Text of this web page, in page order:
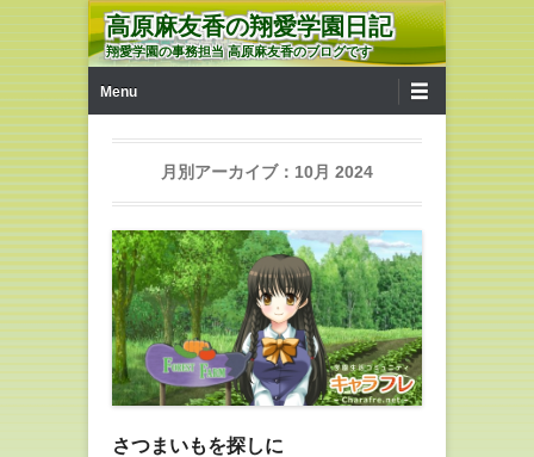
高原麻友香の翔愛学園日記
翔愛学園の事務担当 高原麻友香のブログです
Menu
月別アーカイブ： 10月 2024
さつまいもを探しに